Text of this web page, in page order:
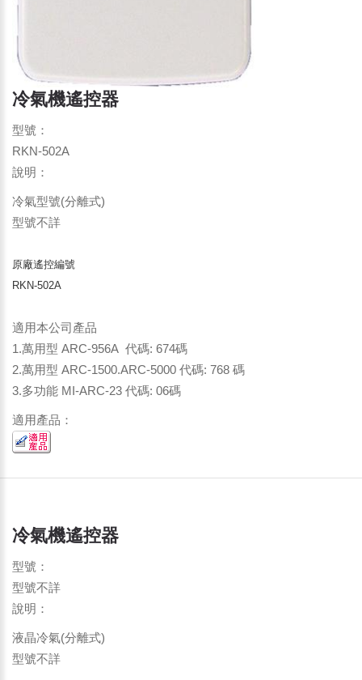
冷氣機遙控器
型號：
RKN-502A
說明：
冷氣型號(分離式)
型號不詳
原廠遙控編號
RKN-502A
適用本公司產品
1.萬用型 ARC-956A 代碼: 674碼
2.萬用型 ARC-1500.ARC-5000 代碼: 768 碼
3.多功能 MI-ARC-23 代碼: 06碼
適用產品：
冷氣機遙控器
型號：
型號不詳
說明：
液晶冷氣(分離式)
型號不詳